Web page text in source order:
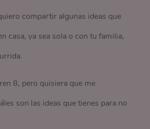
compartir algunas ideas que
casa, ya sea sola o con tu familia,
8, pero quisiera que me
son las ideas que tienes para no